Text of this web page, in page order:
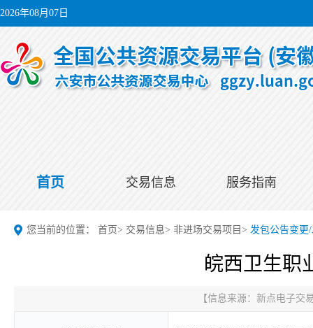
2026年08月07日
首页 交易信息 服务指南
您当前的位置： 首页> 交易信息> 非进场交易项目 > 发包公告变更
皖西卫生职
【信息来源： 新点电子交